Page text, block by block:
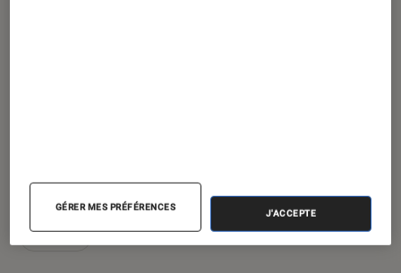
Ubisoft
GÉRER MES PRÉFÉRENCES
J'ACCEPTE